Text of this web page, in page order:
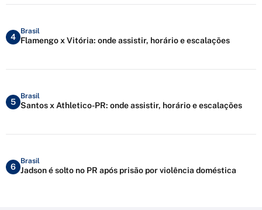
4
Brasil
Flamengo x Vitória: onde assistir, horário e escalações
5
Brasil
Santos x Athletico-PR: onde assistir, horário e escalações
6
Brasil
Jadson é solto no PR após prisão por violência doméstica